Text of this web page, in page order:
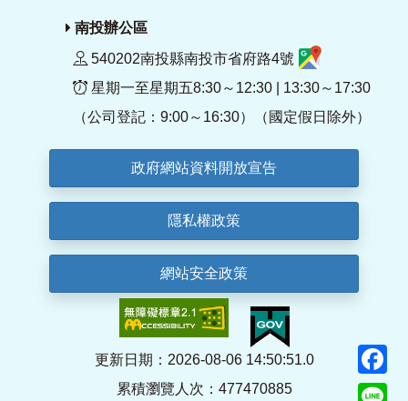
南投辦公區
540202南投縣南投市省府路4號
星期一至星期五8:30～12:30 | 13:30～17:30
（公司登記：9:00～16:30）（國定假日除外）
政府網站資料開放宣告
隱私權政策
網站安全政策
更新日期：2026-08-06 14:50:51.0
累積瀏覽人次：477470885